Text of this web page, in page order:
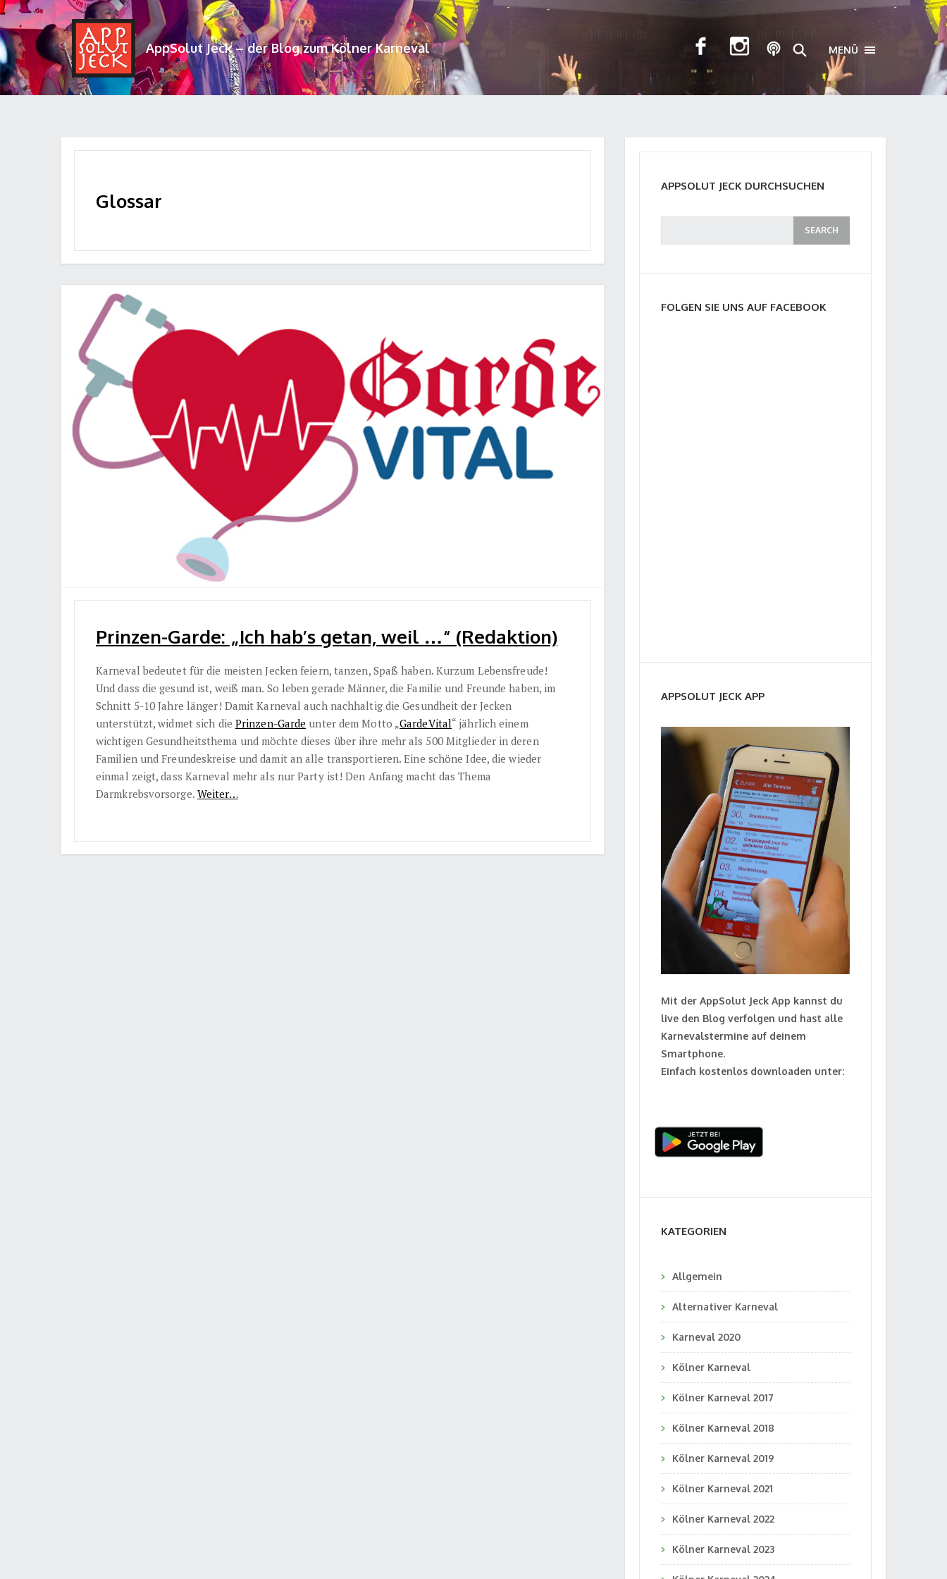
AppSolut Jeck – der Blog zum Kölner Karneval MENÜ TOGGLE
Glossar
Prinzen-Garde: „Ich hab’s getan, weil …“ (Redaktion)
Karneval bedeutet für die meisten Jecken feiern, tanzen, Spaß haben. Kurzum Lebensfreude!
Und dass die gesund ist, weiß man. So leben gerade Männer, die Familie und Freunde haben, im
Schnitt 5-10 Jahre länger! Damit Karneval auch nachhaltig die Gesundheit der Jecken
unterstützt, widmet sich die Prinzen-Garde unter dem Motto „GardeVital“ jährlich einem
wichtigen Gesundheitsthema und möchte dieses über ihre mehr als 500 Mitglieder in deren
Familien und Freundeskreise und damit an alle transportieren. Eine schöne Idee, die wieder
einmal zeigt, dass Karneval mehr als nur Party ist! Den Anfang macht das Thema
Darmkrebsvorsorge. Weiter…
APPSOLUT JECK DURCHSUCHEN
FOLGEN SIE UNS AUF FACEBOOK
APPSOLUT JECK APP
Mit der AppSolut Jeck App kannst du
live den Blog verfolgen und hast alle
Karnevalstermine auf deinem
Smartphone.
Einfach kostenlos downloaden unter:
KATEGORIEN
Allgemein
Alternativer Karneval
Karneval 2020
Kölner Karneval
Kölner Karneval 2017
Kölner Karneval 2018
Kölner Karneval 2019
Kölner Karneval 2021
Kölner Karneval 2022
Kölner Karneval 2023